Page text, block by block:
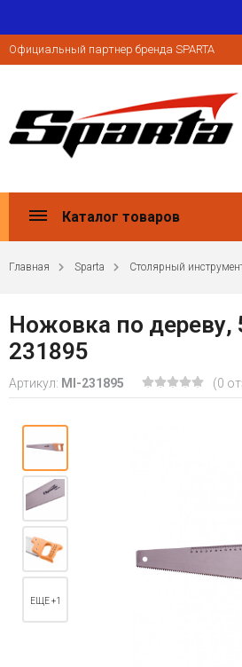
Официальный партнер бренда SPARTA
Каталог товаров
Главная Sparta Столярный
Ножовка по дереву,
231895
Артикул: MI-231895 (0
ЕЩЕ +1